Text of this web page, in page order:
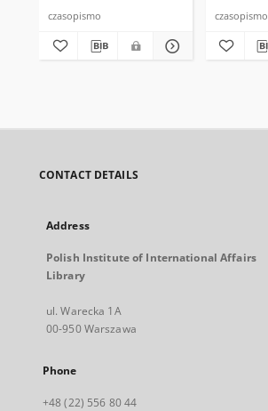
czasopismo czasopismo
CONTACT DETAILS
Address
Polish Institute of International Affairs
Library
ul. Warecka 1A
00-950 Warszawa
Phone
+48 (22) 556 80 44